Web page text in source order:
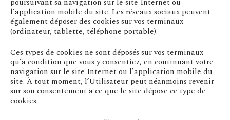
l’application mobile du site. Les réseaux sociaux peuvent
également déposer des cookies sur vos terminaux
(ordinateur, tablette, téléphone portable).
Ces types de cookies ne sont déposés sur vos terminaux
qu’à condition que vous y consentiez, en continuant votre
navigation sur le site Internet ou l’application mobile du
site. À tout moment, l’Utilisateur peut néanmoins revenir
sur son consentement à ce que le site dépose ce type de
cookies.